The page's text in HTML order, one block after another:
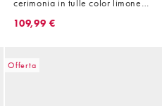
cerimonia in tulle color limone
con fiocco sulle spalle
109,99 €
Offerta